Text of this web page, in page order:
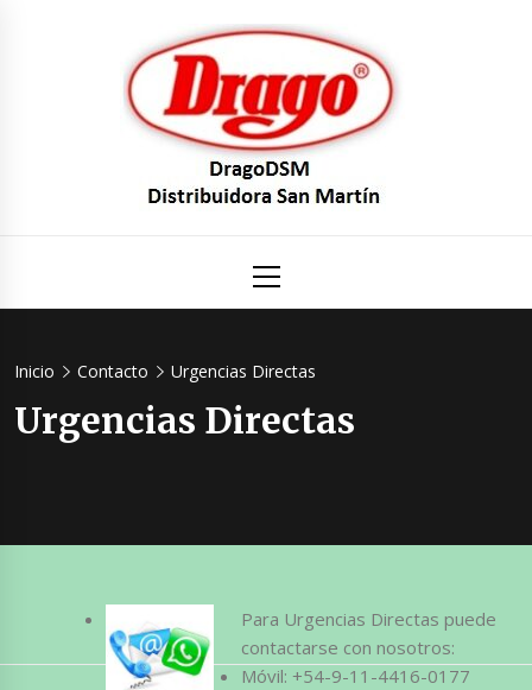
San
principal
Inicio Contacto Urgencias Directas
Urgencias Directas
Para Urgencias Directas puede
contactarse con nosotros:
Móvil: +54-9-11-4416-0177